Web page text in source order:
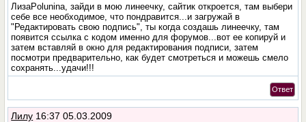
ЛизаPolunina, зайди в мою линеечку, сайтик откроется, там выбери
себе все необходимое, что пондравится...и загружай в
"Редактировать свою подпись", ты когда создашь линеечку, там
появится ссылка с кодом именно для форумов...вот ее копируй и
затем вставляй в окно для редактирования подписи, затем
посмотри предварительно, как будет смотреться и можешь смело
сохранять...удачи!!!
Ответ
Лилу 16:37 05.03.2009